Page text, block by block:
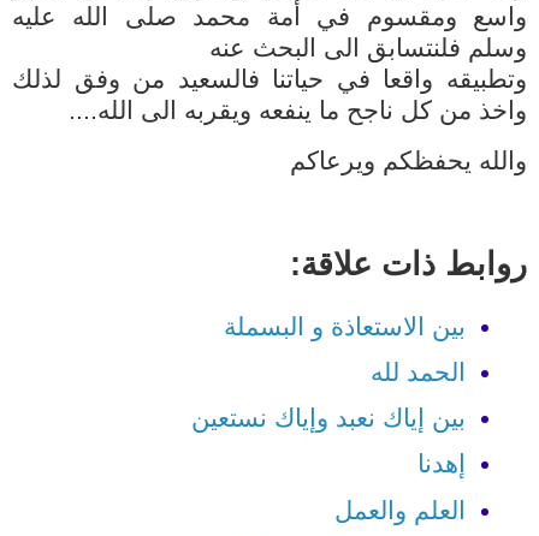
واسع ومقسوم في أمة محمد صلى الله عليه
وسلم فلنتسابق الى البحث عنه
وتطبيقه واقعا في حياتنا فالسعيد من وفق لذلك
واخذ من كل ناجح ما ينفعه ويقربه الى الله....
والله يحفظكم ويرعاكم
روابط ذات علاقة:
بين الاستعاذة و البسملة
الحمد لله
بين إياك نعبد وإياك نستعين
إهدنا
العلم والعمل